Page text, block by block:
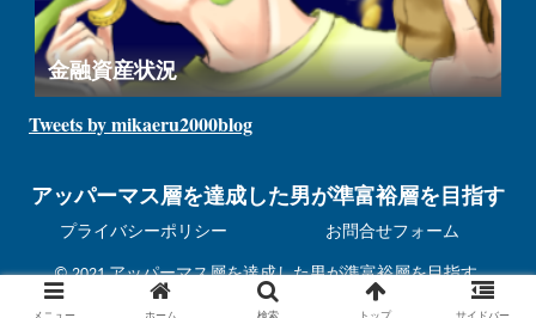
金融資産状況
Tweets by mikaeru2000blog
アッパーマス層を達成した男が準富裕層を目指す
プライバシーポリシー お問合せフォーム
© 2021 アッパーマス層を達成した男が準富裕層を目指す.